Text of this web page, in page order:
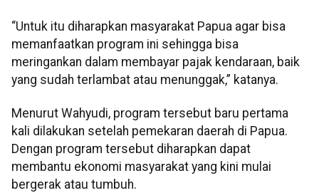
“Untuk itu diharapkan masyarakat Papua agar bisa
memanfaatkan program ini sehingga bisa
meringankan dalam membayar pajak kendaraan, baik
yang sudah terlambat atau menunggak,” katanya.
Menurut Wahyudi, program tersebut baru pertama
kali dilakukan setelah pemekaran daerah di Papua.
Dengan program tersebut diharapkan dapat
membantu ekonomi masyarakat yang kini mulai
bergerak atau tumbuh.